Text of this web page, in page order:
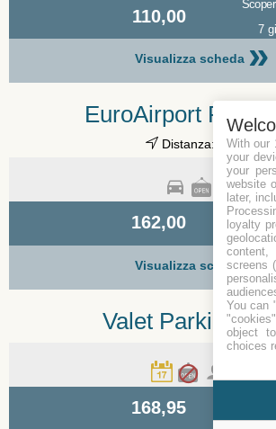
110,00
7
Visualizza scheda »
EuroAirport
Distanza: 0,1 km
162,00
7
Visualizza scheda »
Valet Parking
168,95
7
With our
your
your
website
later,
loyalty
screens
You can
object
choices